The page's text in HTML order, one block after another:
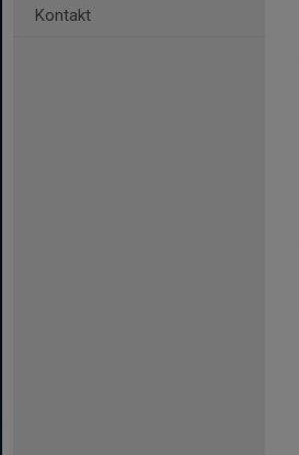
Kontakt